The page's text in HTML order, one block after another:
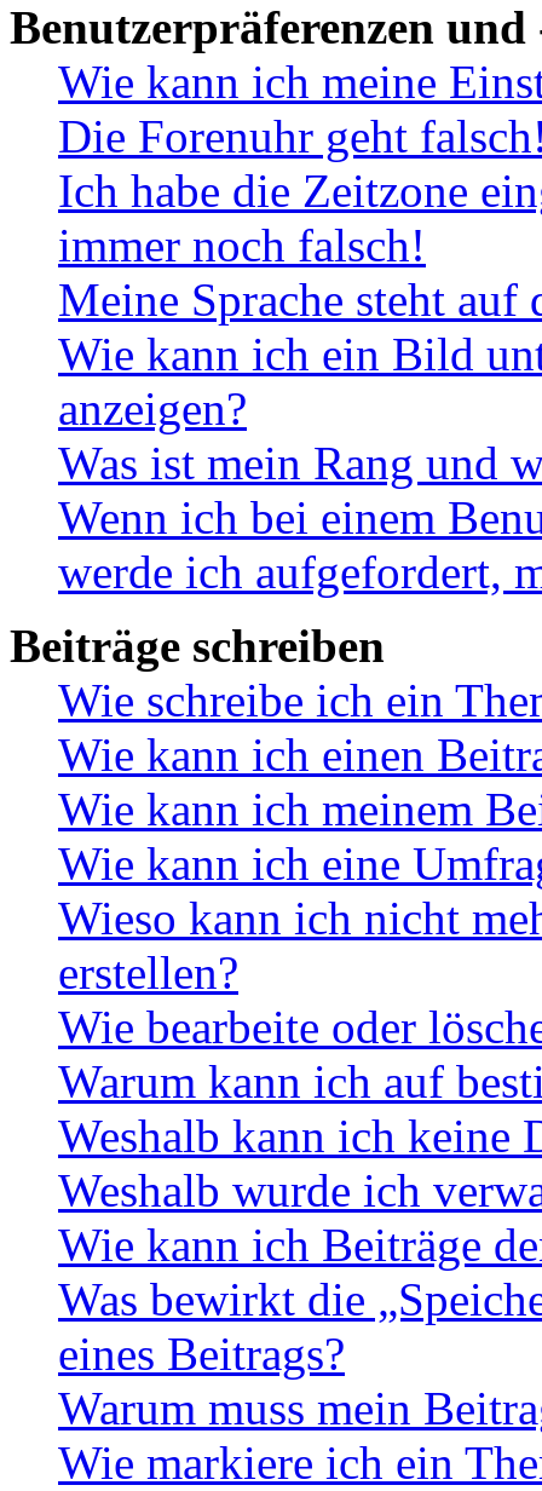
Benutzerpräferenzen und
Wie kann ich meine
Die Forenuhr geht
Ich habe die Zeitzone
immer noch falsch!
Meine Sprache steht
Wie kann ich ein Bild
anzeigen?
Was ist mein Rang und
Wenn ich bei einem
werde ich aufgefordert,
Beiträge schreiben
Wie schreibe ich ein
Wie kann ich einen
Wie kann ich meinem
Wie kann ich eine
Wieso kann ich nicht
erstellen?
Wie bearbeite oder
Warum kann ich auf
Weshalb kann ich keine
Weshalb wurde ich
Wie kann ich Beiträge
Was bewirkt die
eines Beitrags?
Warum muss mein
Wie markiere ich ein